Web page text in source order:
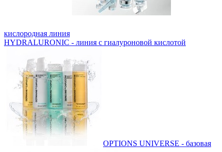
кислородная линия
HYDRALURONIC - линия с гиалуроновой кислотой
OPTIONS UNIVERSE - базовая